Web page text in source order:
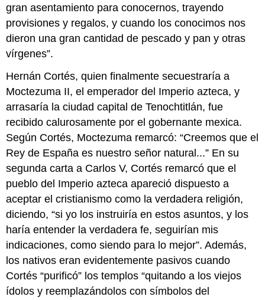
gran asentamiento para conocernos, trayendo
provisiones y regalos, y cuando los conocimos nos
dieron una gran cantidad de pescado y pan y otras
vírgenes”.
Hernán Cortés, quien finalmente secuestraría a
Moctezuma II, el emperador del Imperio azteca, y
arrasaría la ciudad capital de Tenochtitlán, fue
recibido calurosamente por el gobernante mexica.
Según Cortés, Moctezuma remarcó: “Creemos que el
Rey de España es nuestro señor natural...” En su
segunda carta a Carlos V, Cortés remarcó que el
pueblo del Imperio azteca apareció dispuesto a
aceptar el cristianismo como la verdadera religión,
diciendo, “si yo los instruiría en estos asuntos, y los
haría entender la verdadera fe, seguirían mis
indicaciones, como siendo para lo mejor”. Además,
los nativos eran evidentemente pasivos cuando
Cortés “purificó” los templos “quitando a los viejos
ídolos y reemplazándolos con símbolos del